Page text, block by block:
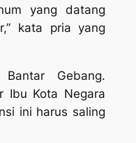
yang datang
kata pria yang
Gebang.
Ibu Kota Negara
ini harus saling